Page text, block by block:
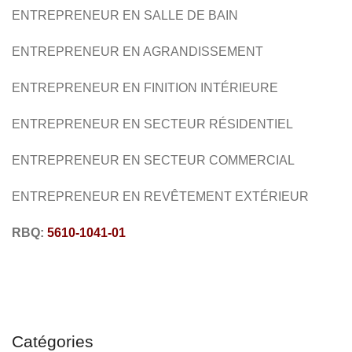
AGRANDISSEMENT SOUS-SOL
ENTREPRENEUR EN SALLE DE BAIN
ENTREPRENEUR EN AGRANDISSEMENT
ENTREPRENEUR EN FINITION INTÉRIEURE
ENTREPRENEUR EN SECTEUR RÉSIDENTIEL
ENTREPRENEUR EN SECTEUR COMMERCIAL
ENTREPRENEUR EN REVÊTEMENT EXTÉRIEUR
RBQ: 5610-1041-01
Catégories